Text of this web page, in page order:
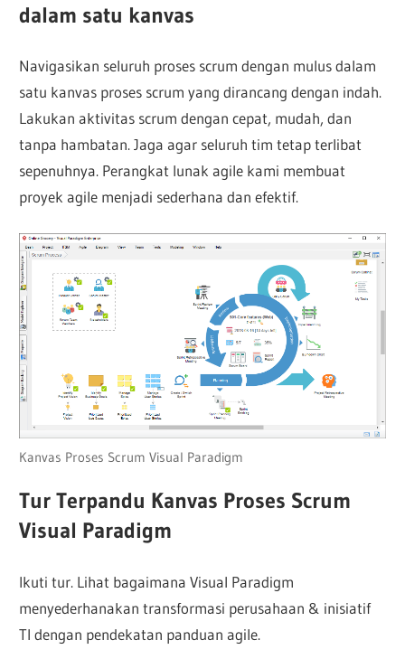
dalam satu kanvas
Navigasikan seluruh proses scrum dengan mulus dalam
satu kanvas proses scrum yang dirancang dengan indah.
Lakukan aktivitas scrum dengan cepat, mudah, dan
tanpa hambatan. Jaga agar seluruh tim tetap terlibat
sepenuhnya. Perangkat lunak agile kami membuat
proyek agile menjadi sederhana dan efektif.
Kanvas Proses Scrum Visual Paradigm
Tur Terpandu Kanvas Proses Scrum
Visual Paradigm
Ikuti tur. Lihat bagaimana Visual Paradigm
menyederhanakan transformasi perusahaan & inisiatif
TI dengan pendekatan panduan agile.